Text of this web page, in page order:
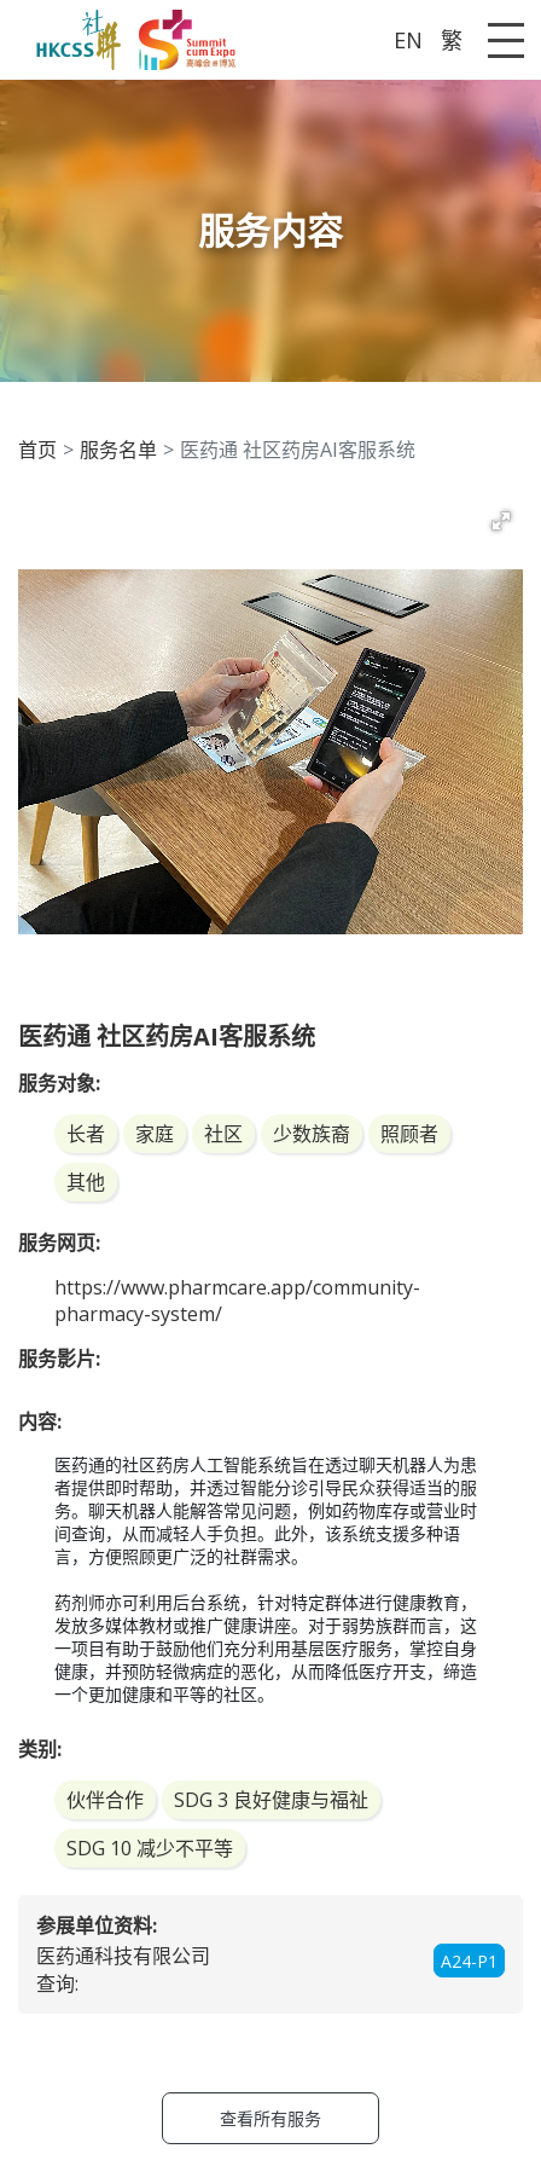
EN 繁
服务内容
首页 服务名单 医药通 社区药房AI客服系统
医药通 社区药房AI客服系统
服务对象:
长者
家庭 社区 少数族裔
照顾者
其他
服务网页:
https://www.pharmcare.app/community-
pharmacy-system/
服务影片:
内容:
医药通的社区药房人工智能系统旨在透过聊天机器人为患
者提供即时帮助，并透过智能分诊引导民众获得适当的服
务。聊天机器人能解答常见问题，例如药物库存或营业时
间查询，从而减轻人手负担。此外，该系统支援多种语
言，方便照顾更广泛的社群需求。
药剂师亦可利用后台系统，针对特定群体进行健康教育，
发放多媒体教材或推广健康讲座。对于弱势族群而言，这
一项目有助于鼓励他们充分利用基层医疗服务，掌控自身
健康，并预防轻微病症的恶化，从而降低医疗开支，缔造
一个更加健康和平等的社区。
类别:
伙伴合作
SDG 3 良好健康与福祉
SDG 10 减少不平等
参展单位资料:
A24-P1
医药通科技有限公司
查询:
查看所有服务